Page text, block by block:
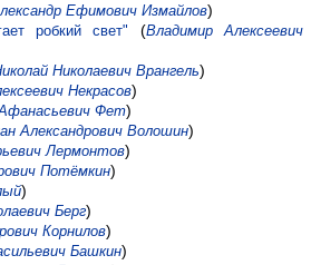
Ефимович Измайлов)
робкий свет" (Владимир Алексеевич
Николаевич Врангель)
Некрасов)
Фет)
Александрович Волошин)
Лермонтов)
Потёмкин)
)
Берг)
Корнилов)
Башкин)